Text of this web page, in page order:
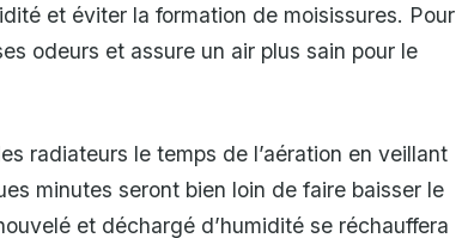
et éviter la formation de moisissures. Pour
odeurs et assure un air plus sain pour le
radiateurs le temps de l’aération en veillant
minutes seront bien loin de faire baisser le
et déchargé d’humidité se réchauffera